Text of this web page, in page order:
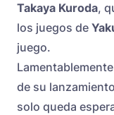
Takaya Kuroda,
los juegos de
juego.
de su
solo queda